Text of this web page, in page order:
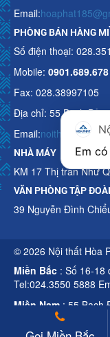
Email:
PHÒNG BÁN HÀNG
Số điện thoại:
Mobile: 0901.689.678
Fax: 028.38997105
Địa chỉ: 55 Bạch
Email:
NHÀ MÁY
KM 17 Thị trấn Như
VĂN PHÒNG TẬP
39 Nguyễn Đình
© 2026 Nội thất Hòa
Miền Bắc : Số 16-18
Tel:024.3550 5888
Miền Nam : 55 Bạch
Tel:028.3511 9211